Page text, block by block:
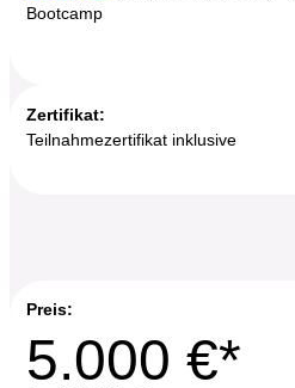
Bootcamp
Zertifikat:
Teilnahmezertifikat inklusive
Preis:
5.000 €*